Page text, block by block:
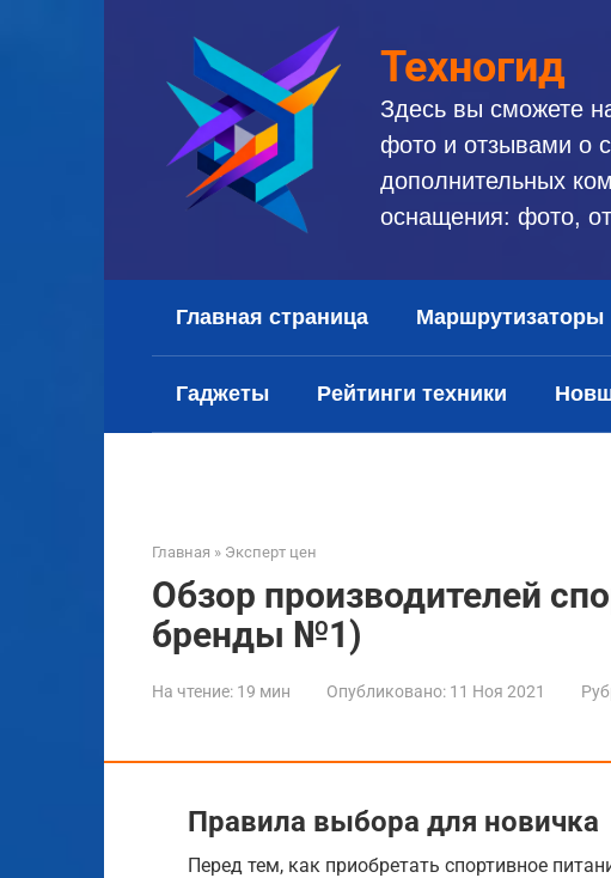
Техногид
Здесь вы сможете
фото и отзывами о
дополнительных
оснащения: фото,
Главная страница Маршрутизаторы
Гаджеты Рейтинги техники
Главная » Эксперт цен
Обзор производителей
бренды №1)
На чтение: 19 мин Опубликовано: 11 Ноя 2021
Правила выбора для новичка
Перед тем, как приобретать спортивное